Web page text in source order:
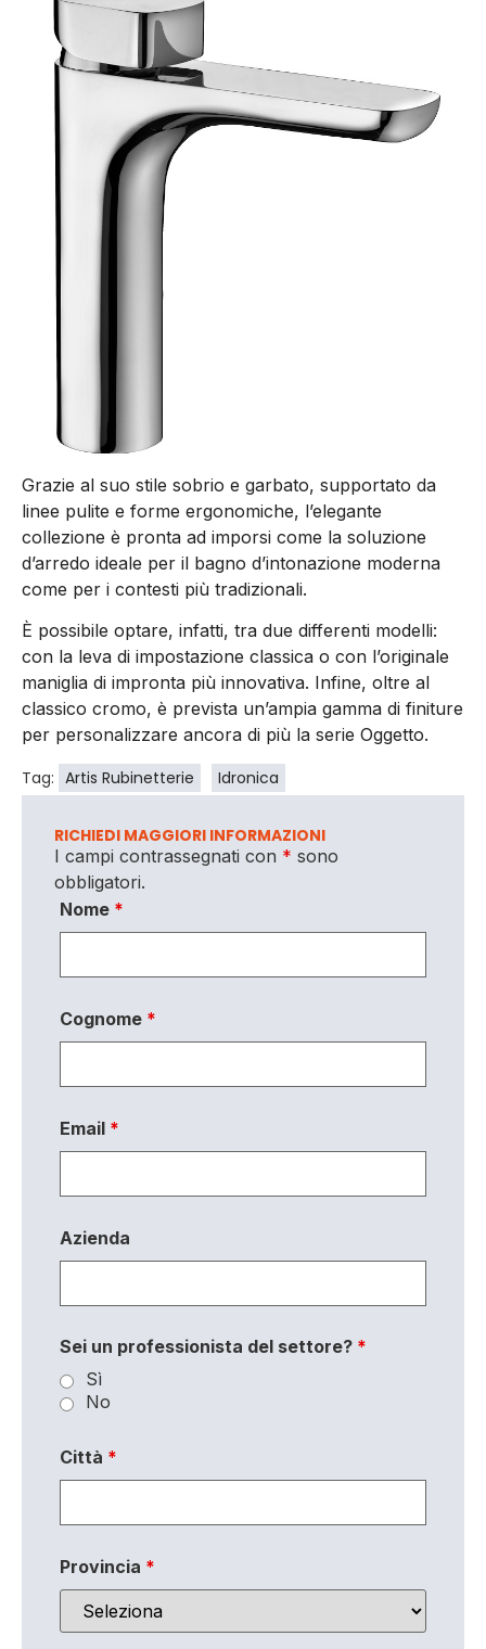
Grazie al suo stile sobrio e garbato, supportato da
linee pulite e forme ergonomiche, l’elegante
collezione è pronta ad imporsi come la soluzione
d’arredo ideale per il bagno d’intonazione moderna
come per i contesti più tradizionali.
È possibile optare, infatti, tra due differenti modelli:
con la leva di impostazione classica o con l’originale
maniglia di impronta più innovativa. Infine, oltre al
classico cromo, è prevista un’ampia gamma di finiture
per personalizzare ancora di più la serie Oggetto.
Tag: Artis Rubinetterie Idronica
RICHIEDI MAGGIORI INFORMAZIONI
I campi contrassegnati con * sono
obbligatori.
Nome *
Cognome *
Email *
Azienda
Sei un professionista del settore? *
Sì
No
Città *
Provincia *